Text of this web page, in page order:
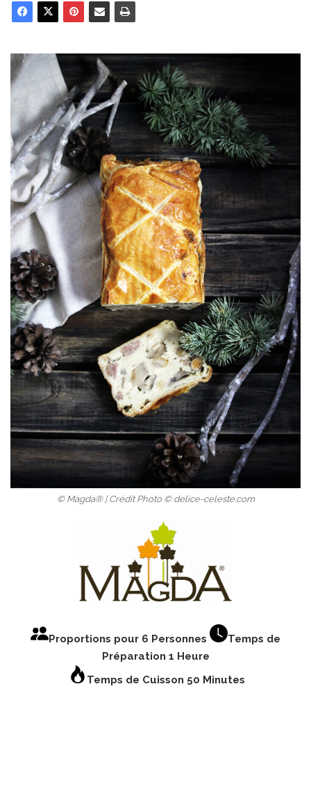
© Magda® | Crédit Photo © delice-celeste.com
Proportions pour 6 Personnes
Temps de
Préparation 1 Heure
Temps de Cuisson 50 Minutes